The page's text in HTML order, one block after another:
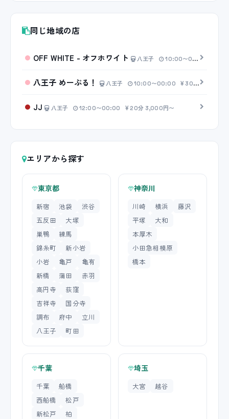
同じ地域の店
OFF WHITE - オフホワイト 八王子 10:00〜00:00
八王子 めーぷる！ 八王子 10:00〜00:00 30分 6,000円〜
JJ 八王子 12:00〜00:00 20分 3,000円〜
エリアから探す
東京都
新宿 池袋
渋谷
五反田
大塚
巣鴨
練馬
錦糸町
新小岩
小岩
亀戸
亀有
新橋
蒲田
赤羽
高円寺
荻窪
吉祥寺
国分寺
調布
府中
立川
八王子
町田
神奈川
川崎 横浜
藤沢
平塚
大和
本厚木
小田急相模原
橋本
千葉
千葉
船橋
西船橋
松戸
新松戸
柏
埼玉
大宮 越谷